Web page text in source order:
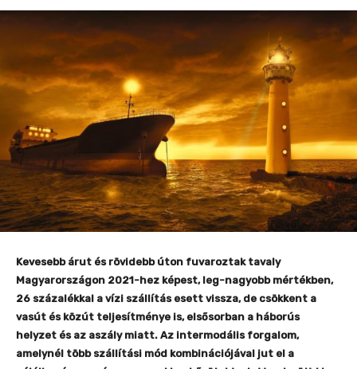
Kevesebb árut és rövidebb úton fuvaroztak tavaly
Magyarországon 2021-hez képest, leg-nagyobb mértékben,
26 százalékkal a vízi szállítás esett vissza, de csökkent a
vasút és közút teljesítménye is, elsősorban a háborús
helyzet és az aszály miatt. Az intermodális forgalom,
amelynél több szállítási mód kombinációjával jut el a